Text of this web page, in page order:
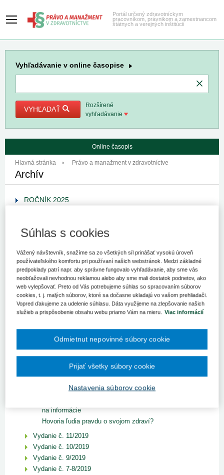
Portál určený zdravotníckym
pracovníkom, právnikom a zamestnancom
štátnych a verejných inštitúcií
Vyhľadávanie v online časopise
VYHĽADAŤ
Rozšírené
vyhľadávanie
Online časopis
Hlavná stránka Právo a manažment v zdravotníctve
Archív
ROČNÍK 2025
ROČNÍK 2023
ROČNÍK 2021
ROČNÍK 2020
ROČNÍK 2019
Vydanie č. 12/2019
Spotreba antibiotík na Slovensku klesá, najväčšími
konzumentmi sú deti
Normovanie práce z pracovnoprávneho hľadiska
vyhláška o hodnotení sústavného vzdelávania
zamestnanca
na informácie
Hovoria ľudia pravdu o svojom zdraví?
Vydanie č. 11/2019
Vydanie č. 10/2019
Vydanie č. 9/2019
Vydanie č. 7-8/2019
Súhlas s cookies
Vážený návštevník, snažíme sa zo všetkých síl prinášať vysokú úroveň
používateľského komfortu pri používaní našich webstránok. Medzi základné
predpoklady patrí napr. aby správne fungovalo vyhľadávanie, aby sme vás
neobťažovali nevhodnou reklamou alebo aby sme mali dostatok podnetov, ako
web vylepšovať. Preto od Vás potrebujeme súhlas so spracovaním súborov
cookies, t. j. malých súborov, ktoré sa dočasne ukladajú vo vašom prehliadači.
Vopred ďakujeme za udelenie súhlasu. Dáta využijeme na zlepšovanie našich
služieb a prispôsobenie obsahu webu priamo Vám na mieru.
Viac informácií
Nastavenia súborov cookie
Odmietnut nepovinné súbory cookie
Prijať všetky súbory cookie